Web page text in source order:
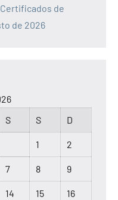
de
de 2026
S S D
1 2
7 8 9
14 15 16